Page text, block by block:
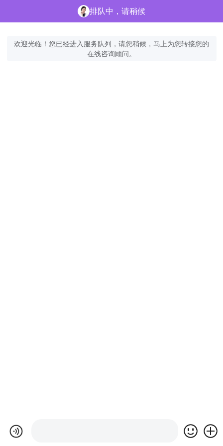
排队中，请稍候
欢迎光临！您已经进入服务队列，请您稍候，马上为您转接您的
在线咨询顾问。